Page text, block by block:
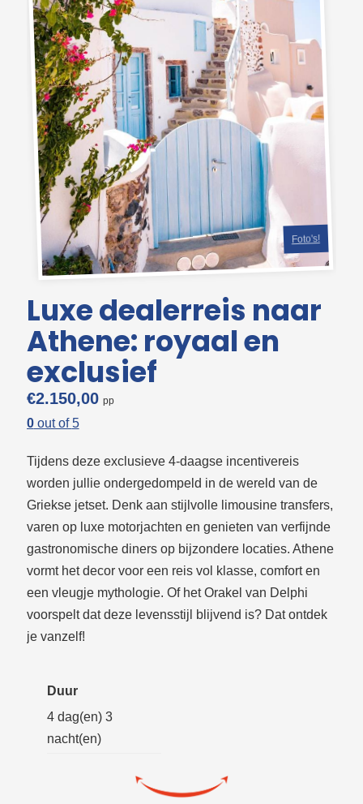
Foto's!
Luxe dealerreis naar
Athene: royaal en
exclusief
€2.150,00
0out of5
Tijdens deze exclusieve 4-daagse incentivereis
worden jullie ondergedompeld in de wereld van de
Griekse jetset. Denk aan stijlvolle limousine transfers,
varen op luxe motorjachten en genieten van verfijnde
gastronomische diners op bijzondere locaties. Athene
vormt het decor voor een reis vol klasse, comfort en
een vleugje mythologie. Of het Orakel van Delphi
voorspelt dat deze levensstijl blijvend is? Dat ontdek
je vanzelf!
Duur
4 dag(en) 3
nacht(en)